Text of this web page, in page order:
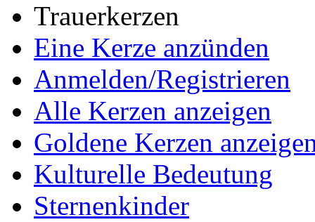
Trauerkerzen
Eine Kerze anzünden
Anmelden/Registrieren
Alle Kerzen anzeigen
Goldene Kerzen
Kulturelle Bedeutung
Sternenkinder